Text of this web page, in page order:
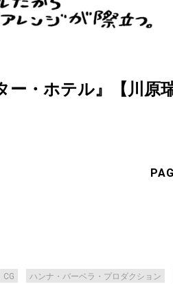
ー・ホテル』【川原
CG ハンナ・バーベラ・プロダクション